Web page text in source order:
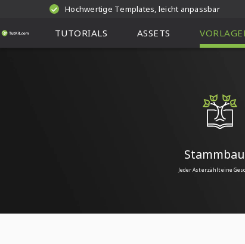
Hochwertige Templates, leicht anpassbar
TUTORIALS ASSETS
Jeder Ast erzählt eine